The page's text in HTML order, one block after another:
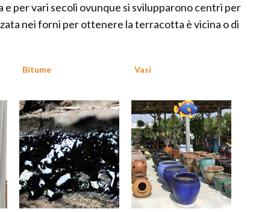
per vari secoli ovunque si svilupparono centri per
nei forni per ottenere la terracotta è vicina o di
Bitume Vasi